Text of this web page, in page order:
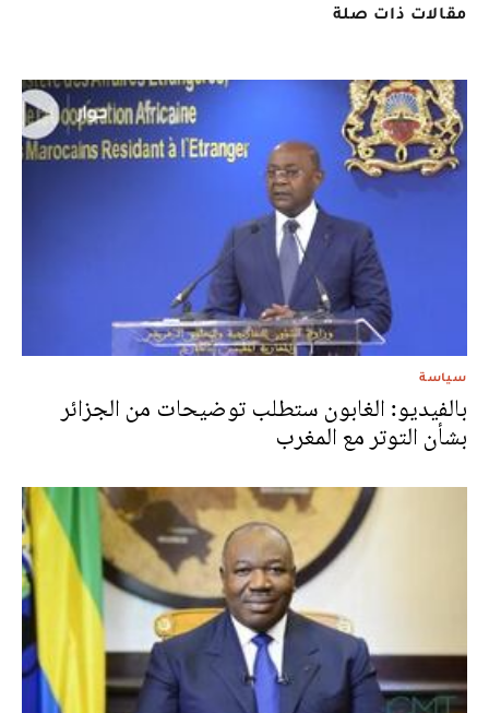
مقالات ذات صلة
سياسة
بالفيديو: الغابون ستطلب توضيحات من الجزائر
بشأن التوتر مع المغرب